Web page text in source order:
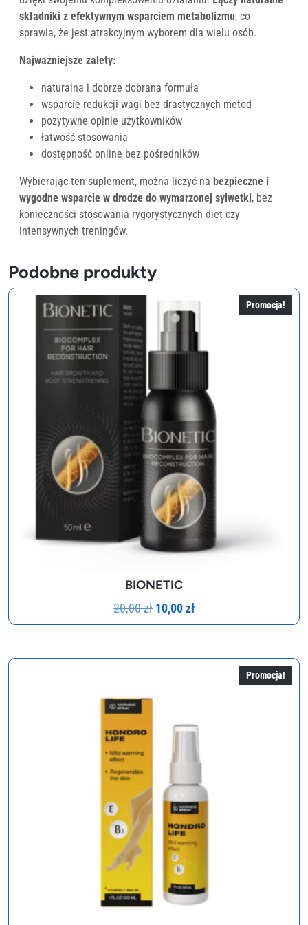
składniki z efektywnym wsparciem metabolizmu, co
sprawia, że jest atrakcyjnym wyborem dla wielu osób.
Najważniejsze zalety:
naturalna i dobrze dobrana formuła
wsparcie redukcji wagi bez drastycznych metod
pozytywne opinie użytkowników
łatwość stosowania
dostępność online bez pośredników
Wybierając ten suplement, można liczyć na bezpieczne i
wygodne wsparcie w drodze do wymarzonej sylwetki, bez
konieczności stosowania rygorystycznych diet czy
intensywnych treningów.
Podobne produkty
Promocja!
BIONETIC
20,00zł Pierwotna
cena
20,00 zł.
10,00złAktualna
cena
10,00 zł.
Promocja!